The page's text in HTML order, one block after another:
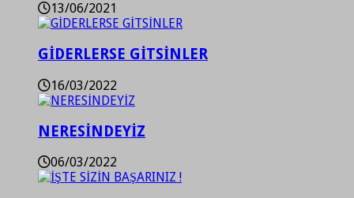
13/06/2021
GİDERLERSE GİTSİNLER
16/03/2022
NERESİNDEYİZ
06/03/2022